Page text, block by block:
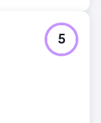
5